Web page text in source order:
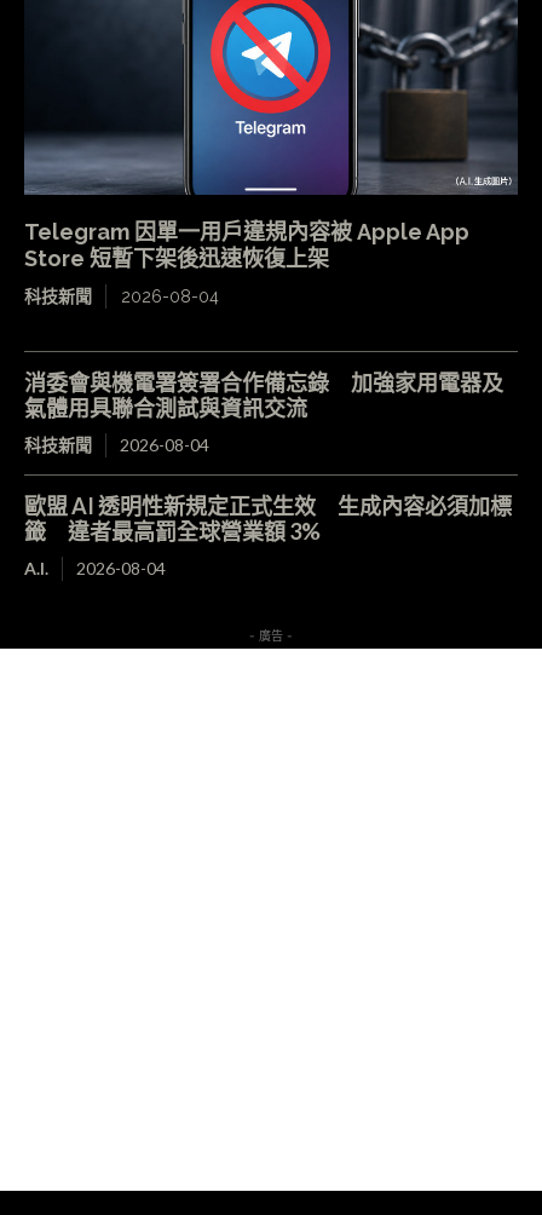
Telegram 因單一用戶違規內容被 Apple App
Store 短暫下架後迅速恢復上架
科技新聞 2026-08-04
消委會與機電署簽署合作備忘錄 加強家用電器及
氣體用具聯合測試與資訊交流
科技新聞 2026-08-04
歐盟 AI 透明性新規定正式生效 生成內容必須加標
籤 違者最高罰全球營業額 3%
A.I. 2026-08-04
- 廣告 -